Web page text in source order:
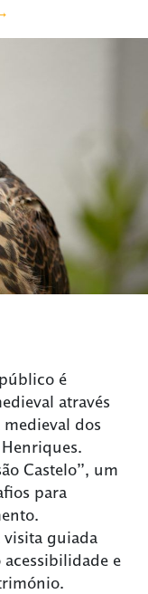
é
através
medieval dos
Castelo”, um
para
guiada
e